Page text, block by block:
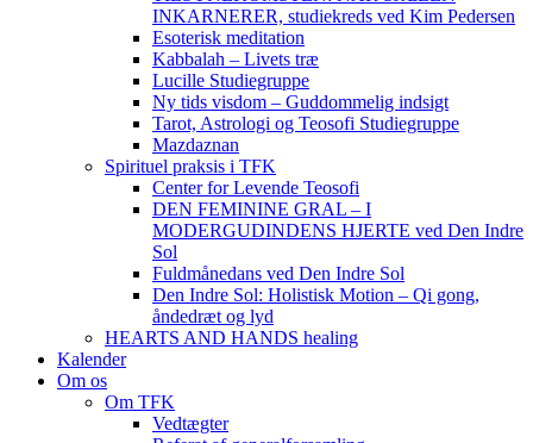
INKARNERER, studiekreds ved Kim Pedersen
Esoterisk meditation
Kabbalah – Livets træ
Lucille Studiegruppe
Ny tids visdom – Guddommelig indsigt
Tarot, Astrologi og Teosofi Studiegruppe
Mazdaznan
Spirituel praksis i TFK
Center for Levende Teosofi
DEN FEMININE GRAL – I
MODERGUDINDENS HJERTE ved Den Indre
Sol
Fuldmånedans ved Den Indre Sol
Den Indre Sol: Holistisk Motion – Qi gong,
åndedræt og lyd
HEARTS AND HANDS healing
Kalender
Om os
Om TFK
Vedtægter